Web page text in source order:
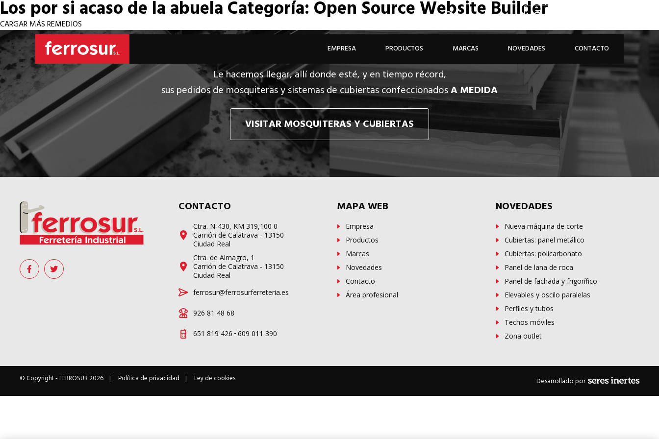
926 81 48 68
EMPRESA PRODUCTOS MARCAS NOVEDADES CONTACTO
Los por si acaso de la abuelaCategoría: Open Source Website Builder
CARGAR MÁS REMEDIOS
Le hacemos llegar, allí donde esté, y en tiempo récord,
sus pedidos de mosquiteras y sistemas de cubiertas confeccionadosA MEDIDA
VISITAR MOSQUITERAS Y CUBIERTAS
CONTACTO
Ctra. N-430, KM 319,100 0
Carrión de Calatrava - 13150
Ciudad Real
Ctra. de Almagro, 1
Carrión de Calatrava - 13150
Ciudad Real
ferrosur@ferrosurferreteria.es
926 81 48 68
651 819 426 - 609 011 390
MAPA WEB
Empresa
Productos
Marcas
Novedades
Contacto
Área profesional
NOVEDADES
Nueva máquina de corte
Cubiertas: panel metálico
Cubiertas: policarbonato
Panel de lana de roca
Panel de fachada y frigorífico
Elevables y oscilo paralelas
Perfiles y tubos
Techos móviles
Zona outlet
© Copyright -FERROSUR2026 Política de privacidad Ley de cookies Desarrollado por